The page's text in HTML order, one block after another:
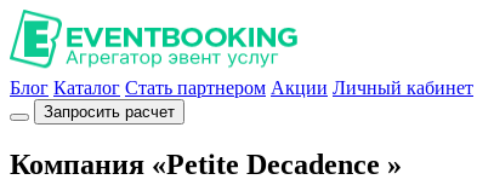
Блог Каталог Стать партнером Акции Личный кабинет
Запросить расчет
Компания «Petite Decadence »